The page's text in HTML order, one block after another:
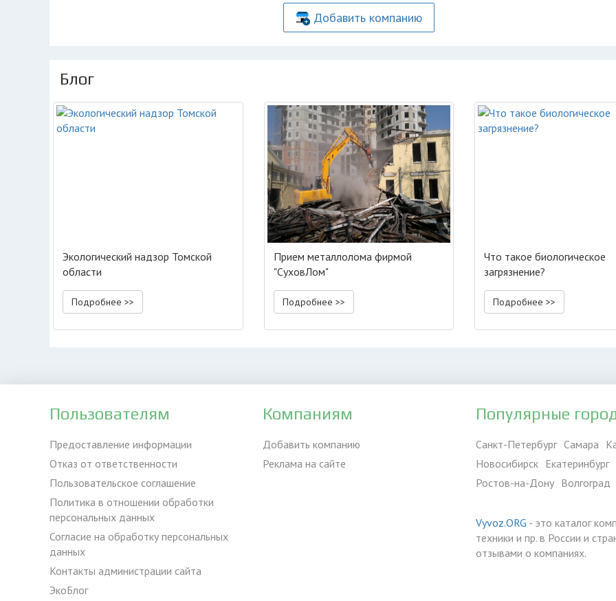
Добавить компанию
Блог
Экологический надзор Томской
области
Подробнее >>
Прием металлолома фирмой
"СуховЛом"
Подробнее >>
Что такое биологическое
загрязнение?
Подробнее >>
Пользователям
Предоставление информации
Отказ от ответственности
Пользовательское соглашение
Политика в отношении обработки
персональных данных
Согласие на обработку персональных
данных
Контакты администрации сайта
ЭкоБлог
Компаниям
Добавить компанию
Реклама на сайте
Популярные
Санкт-Петербург Самара
Новосибирск Екатеринбург
Ростов-на-Дону Волгоград
Vyvoz.ORG - это каталог
техники и пр. в России и
отзывами о компаниях.